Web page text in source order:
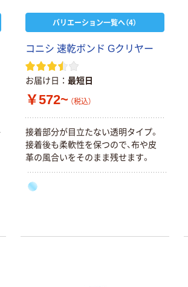
バリエーション一覧へ（4）
コニシ 速乾ボンド Gクリヤー
お届け日 最短日
￥572~ （税込）
接着部分が目立たない透明タイプ。
接着後も柔軟性を保つので、布や皮
革の風合いをそのまま残せます。
【瞬間接着剤】セ
メダイン 3000
耐水・耐衝撃
￥710~ （税込）